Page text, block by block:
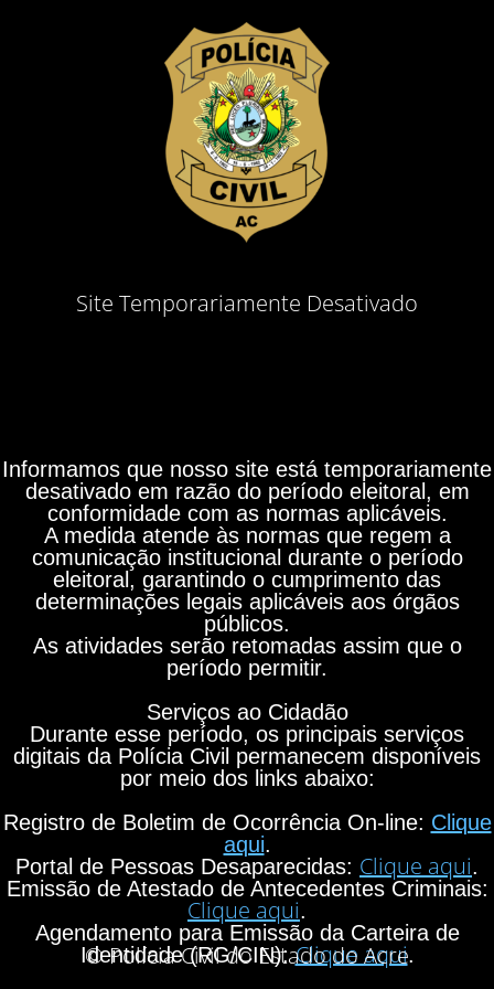
Site Temporariamente Desativado
Informamos que nosso site está temporariamente
desativado em razão do período eleitoral, em
conformidade com as normas aplicáveis.
A medida atende às normas que regem a
comunicação institucional durante o período
eleitoral, garantindo o cumprimento das
determinações legais aplicáveis aos órgãos
públicos.
As atividades serão retomadas assim que o
período permitir.
Serviços ao Cidadão
Durante esse período, os principais serviços
digitais da Polícia Civil permanecem disponíveis
por meio dos links abaixo:
Registro de Boletim de Ocorrência On-line: Clique
aqui.
Portal de Pessoas Desaparecidas: Clique aqui.
Emissão de Atestado de Antecedentes Criminais:
Clique aqui.
Agendamento para Emissão da Carteira de
Identidade (RG/CIN):Clique aqui.
© Polícia Civil do Estado do Acre